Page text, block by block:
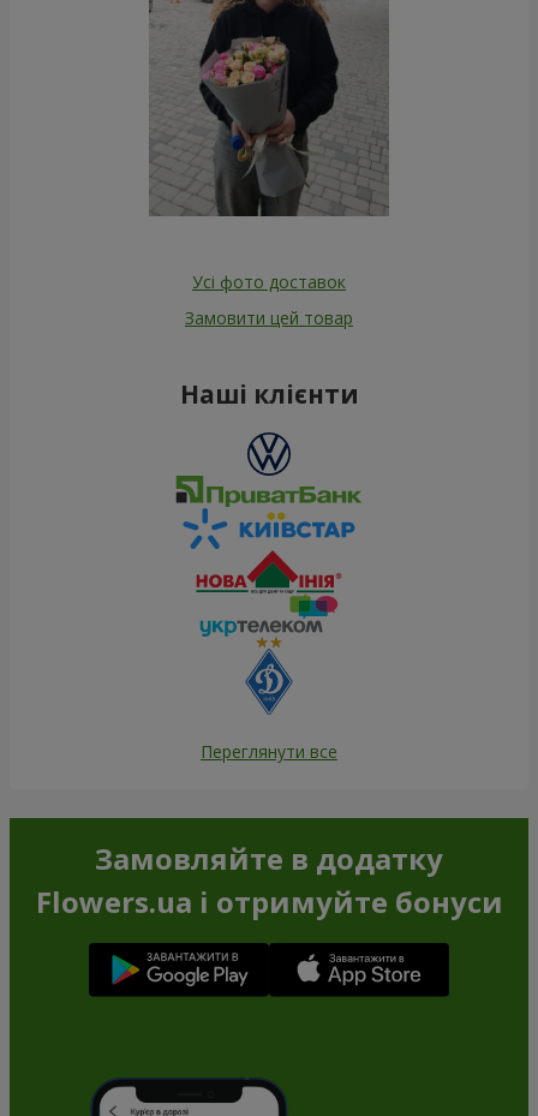
Усі фото доставок
Замовити цей товар
Наші клієнти
Переглянути все
Замовляйте в додатку
Flowers.ua і отримуйте бонуси